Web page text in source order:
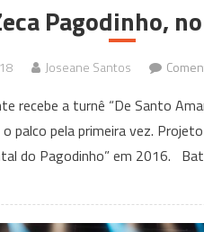
Pagodinho,
Joseane Santos
recebe a turnê “De Santo
palco pela primeira vez.
do Pagodinho” em 2016.